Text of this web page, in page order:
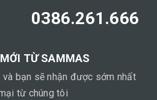
0386.261.666
TỪ SAMMAS
và bạn sẽ nhận được sớm nhất
từ chúng tôi